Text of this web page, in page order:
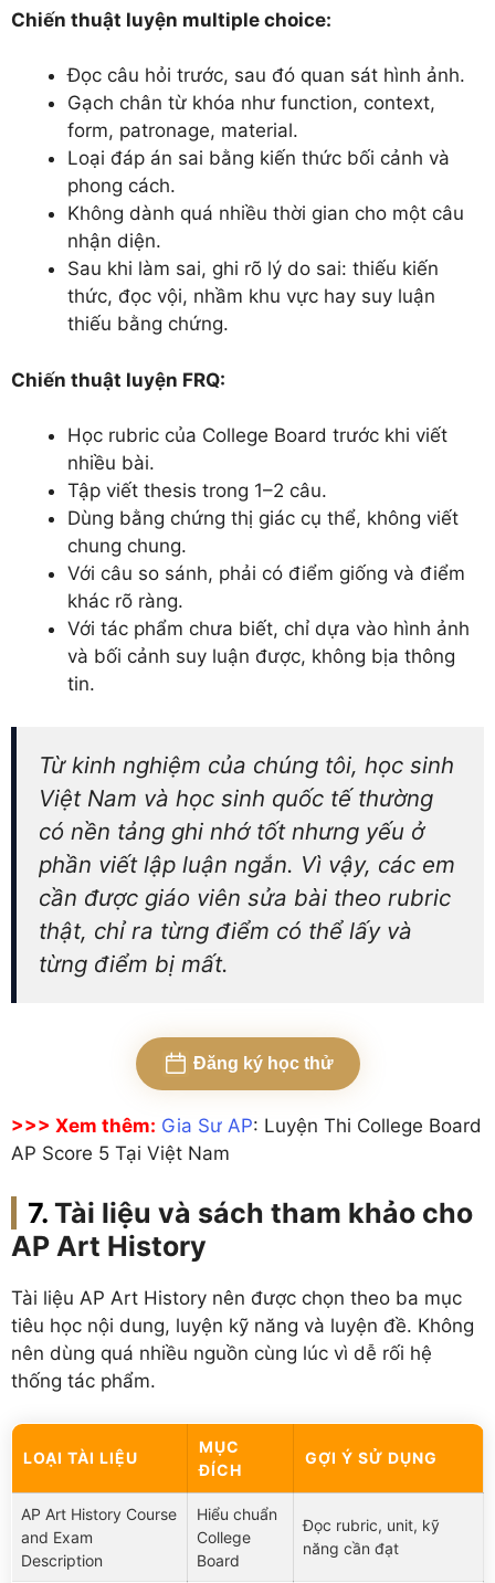
Chiến thuật luyện multiple choice:
Đọc câu hỏi trước, sau đó quan sát hình ảnh.
Gạch chân từ khóa như function, context,
form, patronage, material.
Loại đáp án sai bằng kiến thức bối cảnh và
phong cách.
Không dành quá nhiều thời gian cho một câu
nhận diện.
Sau khi làm sai, ghi rõ lý do sai: thiếu kiến
thức, đọc vội, nhầm khu vực hay suy luận
thiếu bằng chứng.
Chiến thuật luyện FRQ:
Học rubric của College Board trước khi viết
nhiều bài.
Tập viết thesis trong 1–2 câu.
Dùng bằng chứng thị giác cụ thể, không viết
chung chung.
Với câu so sánh, phải có điểm giống và điểm
khác rõ ràng.
Với tác phẩm chưa biết, chỉ dựa vào hình ảnh
và bối cảnh suy luận được, không bịa thông
tin.
Từ kinh nghiệm của chúng tôi, học sinh
Việt Nam và học sinh quốc tế thường
có nền tảng ghi nhớ tốt nhưng yếu ở
phần viết lập luận ngắn. Vì vậy, các em
cần được giáo viên sửa bài theo rubric
thật, chỉ ra từng điểm có thể lấy và
từng điểm bị mất.
Đăng ký học thử
>>> Xem thêm: Gia Sư AP: Luyện Thi College Board
AP Score 5 Tại Việt Nam
Tài liệu và sách tham khảo cho
AP Art History
Tài liệu AP Art History nên được chọn theo ba mục
tiêu học nội dung, luyện kỹ năng và luyện đề. Không
nên dùng quá nhiều nguồn cùng lúc vì dễ rối hệ
thống tác phẩm.
LOẠI TÀI LIỆU
MỤC
ĐÍCH
GỢI Ý SỬ DỤNG
AP Art History Course
and Exam
Description
Hiểu chuẩn
College
Board
Đọc rubric, unit, kỹ
năng cần đạt